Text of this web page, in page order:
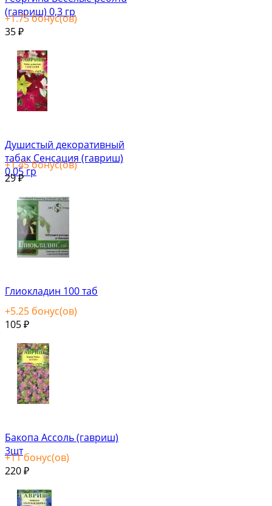
(гавриш) 0,3 гр
+1.75бонус(ов)
35 ₽
Душистый декоративный
табак Сенсация (гавриш)
0,05 гр
+1.45бонус(ов)
29₽
Глиокладин 100 таб
+5.25 бонус(ов)
105 ₽
Бакопа Ассоль (гавриш)
3шт
+11 бонус(ов)
220 ₽